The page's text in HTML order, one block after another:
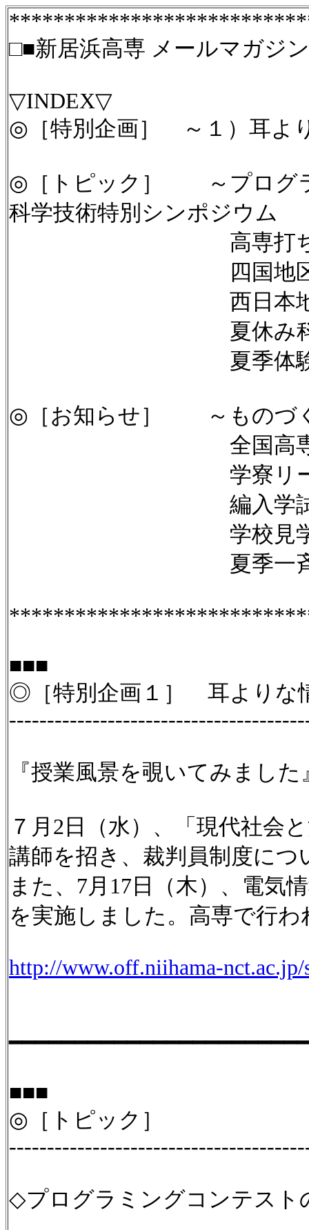
□■新居浜高専 メールマガジ
▽INDEX▽
◎［特別企画］ ～１）耳よ
◎［トピック］ ～プログ
科学技術特別シンポジウム
高専打ち水
四国地区高専
西日本地区高
夏休み科学体
夏季体験
◎［お知らせ］ ～ものづ
全国高専体
学寮リーダー
編入学試
学校見学
夏季一斉
■■■
◎［特別企画１］ 耳よりな
『授業風景を覗いてみました
７月2日（水）、「現代社会
講師を招き、裁判員制度につ
また、7月17日（木）、電気
を実施しました。高専で行
http://www.off.niihama-
■■■
◎［トピック］
◇プログラミングコンテスト